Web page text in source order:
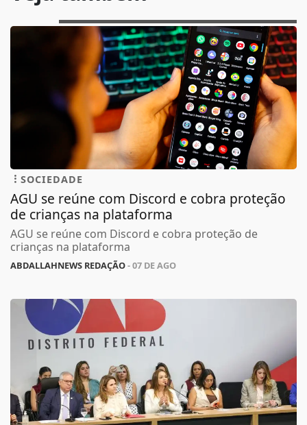
SOCIEDADE
AGU se reúne com Discord e cobra proteção
de crianças na plataforma
AGU se reúne com Discord e cobra proteção de
crianças na plataforma
ABDALLAHNEWS REDAÇÃO- 07 DE AGO